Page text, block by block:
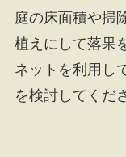
庭の床面積や掃
植えにして落果
ネットを利用し
を検討してくだ